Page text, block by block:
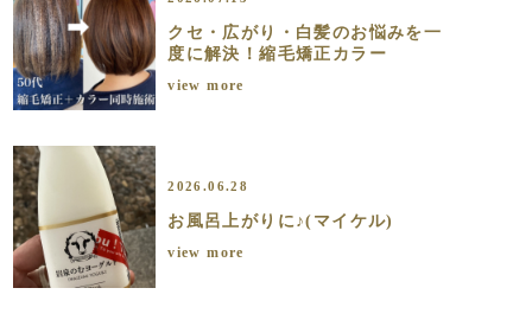
クセ・広がり・白髪のお悩みを一
度に解決！縮毛矯正カラー
view more
2026.06.28
お風呂上がりに♪(マイケル)
view more